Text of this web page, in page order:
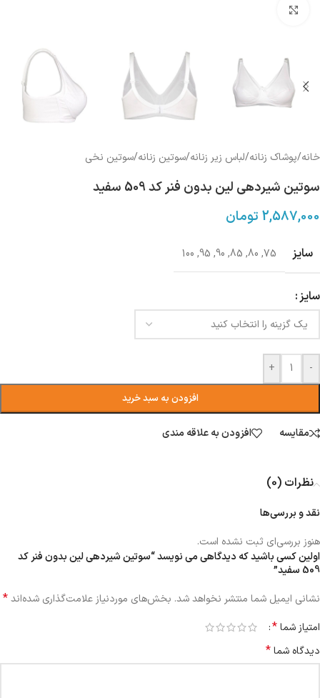
خانه/پوشاک زنانه/لباس زیر زنانه/سوتین زنانه/سوتین نخی
سوتین شیردهی لین بدون فنر کد 509 سفید
2,587,000 تومان
سایز 75
,
80
,
85
,
90
,
95
,
100
سایز
-
+
افزودن به سبد خرید
مقایسه افزودن به علاقه مندی
نظرات (0)
نقد و بررسی‌ها
هنوز بررسی‌ای ثبت نشده است.
اولین کسی باشید که دیدگاهی می نویسد “سوتین شیردهی لین بدون فنر کد
509 سفید”
نشانی ایمیل شما منتشر نخواهد شد. بخش‌های موردنیاز علامت‌گذاری شده‌اند*
امتیاز شما*
دیدگاه شما*